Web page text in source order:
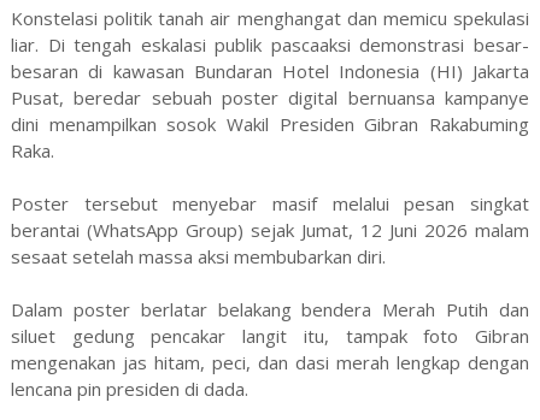
Konstelasi politik tanah air menghangat dan memicu spekulasi
liar. Di tengah eskalasi publik pascaaksi demonstrasi besar-
besaran di kawasan Bundaran Hotel Indonesia (HI) Jakarta
Pusat, beredar sebuah poster digital bernuansa kampanye
dini menampilkan sosok Wakil Presiden Gibran Rakabuming
Raka.
Poster tersebut menyebar masif melalui pesan singkat
berantai (WhatsApp Group) sejak Jumat, 12 Juni 2026 malam
sesaat setelah massa aksi membubarkan diri.
Dalam poster berlatar belakang bendera Merah Putih dan
siluet gedung pencakar langit itu, tampak foto Gibran
mengenakan jas hitam, peci, dan dasi merah lengkap dengan
lencana pin presiden di dada.